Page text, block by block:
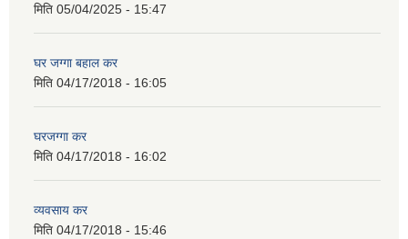
मिति 05/04/2025 - 15:47
घर जग्गा बहाल कर
मिति 04/17/2018 - 16:05
घरजग्गा कर
मिति 04/17/2018 - 16:02
व्यवसाय कर
मिति 04/17/2018 - 15:46